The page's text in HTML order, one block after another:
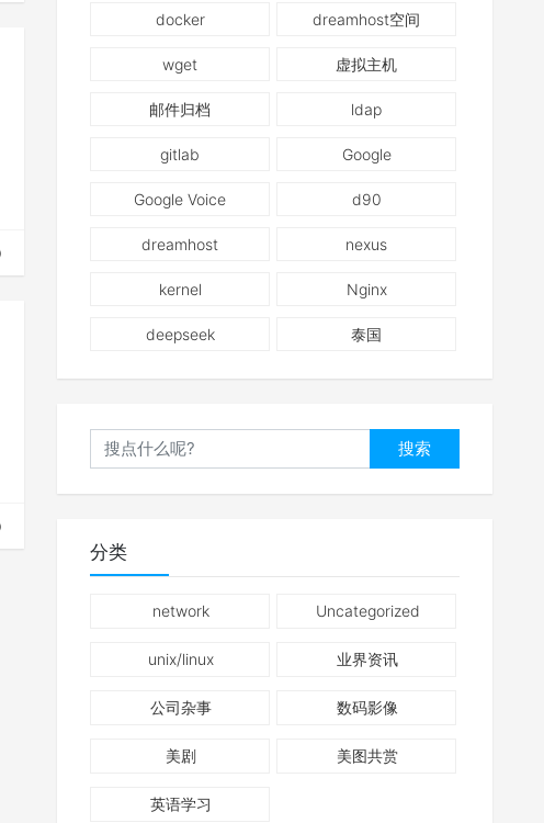
docker dreamhost空间
wget 虚拟主机
邮件归档 ldap
gitlab Google
Google Voice d90
dreamhost nexus
kernel Nginx
deepseek 泰国
搜索
分类
network Uncategorized
unix/linux 业界资讯
公司杂事 数码影像
美剧 美图共赏
英语学习